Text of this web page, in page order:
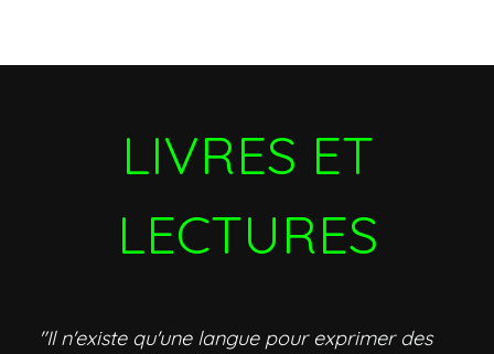
LIVRES ET
LECTURES
"Il n'existe qu'une langue pour exprimer des